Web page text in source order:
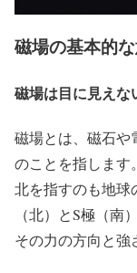
磁場の基本的
磁場は目に見えな
磁場とは、磁石や
のことを指します
北を指すのも地球
（北）とS極（
その力の方向と強